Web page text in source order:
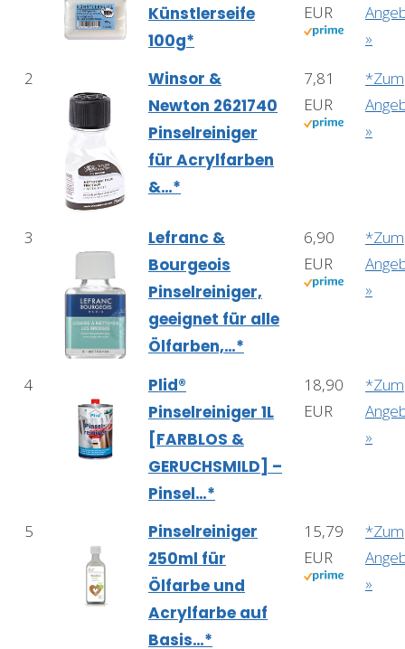
Künstlerseife
100g*
EUR
»
2
Winsor &
Newton 2621740
Pinselreiniger
für Acrylfarben
&…*
7,81
EUR
*Zum
»
3
Lefranc &
Bourgeois
Pinselreiniger,
geeignet für alle
Ölfarben,…*
6,90
EUR
*Zum
»
4
Plid®
Pinselreiniger 1L
[FARBLOS &
GERUCHSMILD] –
Pinsel…*
18,90
EUR
*Zum
»
5
Pinselreiniger
250ml für
Ölfarbe und
Acrylfarbe auf
Basis…*
15,79
EUR
*Zum
»